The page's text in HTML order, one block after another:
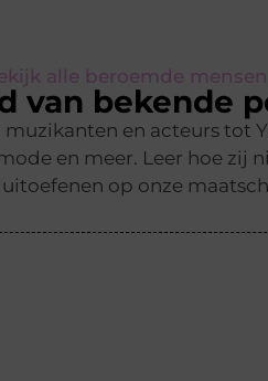
alle beroemde
van bekende
en acteurs tot
en meer. Leer hoe zij
op onze